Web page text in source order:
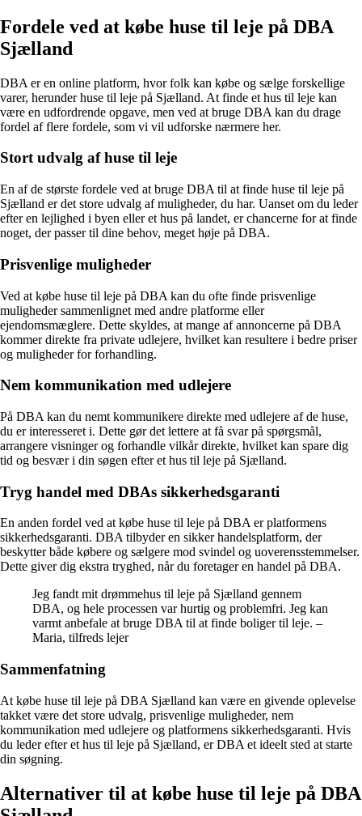
Fordele ved at købe huse til leje på DBA
Sjælland
DBA er en online platform, hvor folk kan købe og sælge forskellige
varer, herunder huse til leje på Sjælland. At finde et hus til leje kan
være en udfordrende opgave, men ved at bruge DBA kan du drage
fordel af flere fordele, som vi vil udforske nærmere her.
Stort udvalg af huse til leje
En af de største fordele ved at bruge DBA til at finde huse til leje på
Sjælland er det store udvalg af muligheder, du har. Uanset om du leder
efter en lejlighed i byen eller et hus på landet, er chancerne for at finde
noget, der passer til dine behov, meget høje på DBA.
Prisvenlige muligheder
Ved at købe huse til leje på DBA kan du ofte finde prisvenlige
muligheder sammenlignet med andre platforme eller
ejendomsmæglere. Dette skyldes, at mange af annoncerne på DBA
kommer direkte fra private udlejere, hvilket kan resultere i bedre priser
og muligheder for forhandling.
Nem kommunikation med udlejere
På DBA kan du nemt kommunikere direkte med udlejere af de huse,
du er interesseret i. Dette gør det lettere at få svar på spørgsmål,
arrangere visninger og forhandle vilkår direkte, hvilket kan spare dig
tid og besvær i din søgen efter et hus til leje på Sjælland.
Tryg handel med DBAs sikkerhedsgaranti
En anden fordel ved at købe huse til leje på DBA er platformens
sikkerhedsgaranti. DBA tilbyder en sikker handelsplatform, der
beskytter både købere og sælgere mod svindel og uoverensstemmelser.
Dette giver dig ekstra tryghed, når du foretager en handel på DBA.
Jeg fandt mit drømmehus til leje på Sjælland gennem
DBA, og hele processen var hurtig og problemfri. Jeg kan
varmt anbefale at bruge DBA til at finde boliger til leje. –
Maria, tilfreds lejer
Sammenfatning
At købe huse til leje på DBA Sjælland kan være en givende oplevelse
takket være det store udvalg, prisvenlige muligheder, nem
kommunikation med udlejere og platformens sikkerhedsgaranti. Hvis
du leder efter et hus til leje på Sjælland, er DBA et ideelt sted at starte
din søgning.
Alternativer til at købe huse til leje på DBA